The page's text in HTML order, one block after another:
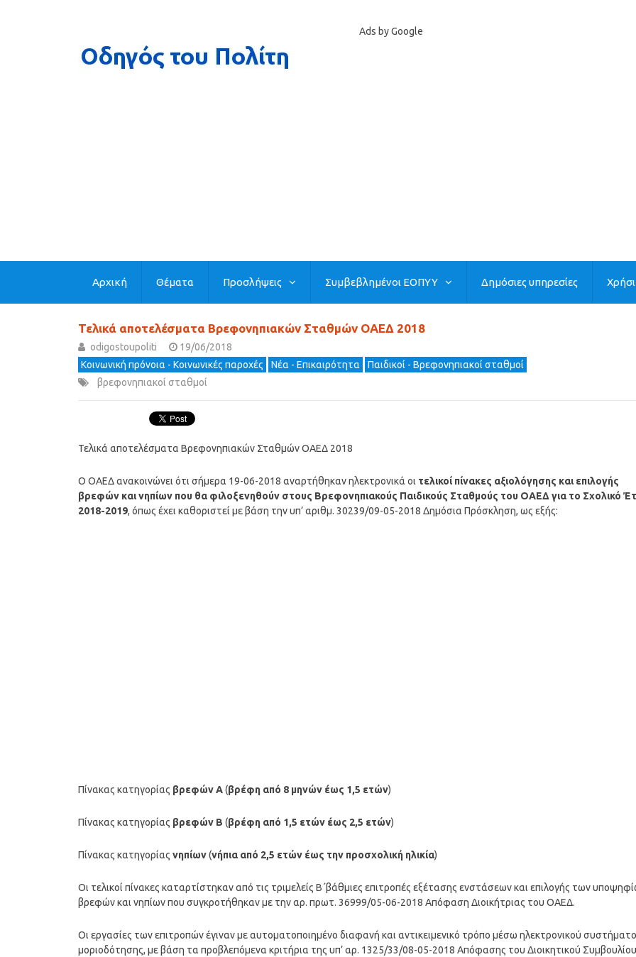
Ads by Google
Αρχική Θέματα Προσλήψεις Συμβεβλημένοι ΕΟΠΥΥ Δημόσιες υπηρεσίες
Τελικά αποτελέσματα Βρεφονηπιακών Σταθμών ΟΑΕΔ 2018
odigostoupoliti
19/06/2018
Κοινωνική πρόνοια - Κοινωνικές παροχές
Νέα - Επικαιρότητα
Παιδικοί - Βρεφονηπιακοί σταθμοί
βρεφονηπιακοί σταθμοί
Τελικά αποτελέσματα Βρεφονηπιακών Σταθμών ΟΑΕΔ 2018
Ο ΟΑΕΔ ανακοινώνει ότι σήμερα 19-06-2018 αναρτήθηκαν ηλεκτρονικά οι τελικοί πίνακες αξιολόγησης και επιλογής
βρεφών και νηπίων που θα φιλοξενηθούν στους Βρεφονηπιακούς Παιδικούς Σταθμούς του ΟΑΕΔ για το Σχολικό
2018-2019, όπως έχει καθοριστεί με βάση την υπ’ αριθμ. 30239/09-05-2018 Δημόσια Πρόσκληση, ως εξής:
Πίνακας κατηγορίας βρεφών Α(βρέφη από 8 μηνών έως 1,5 ετών)
Πίνακας κατηγορίας βρεφών Β (βρέφη από 1,5 ετών έως 2,5 ετών)
Πίνακας κατηγορίας νηπίων(νήπια από 2,5 ετών έως την προσχολική ηλικία)
Οι τελικοί πίνακες καταρτίστηκαν από τις τριμελείς Β΄βάθμιες επιτροπές εξέτασης ενστάσεων και επιλογής των
βρεφών και νηπίων που συγκροτήθηκαν με την αρ. πρωτ. 36999/05-06-2018 Απόφαση Διοικήτριας του ΟΑΕΔ.
Οι εργασίες των επιτροπών έγιναν με αυτοματοποιημένο διαφανή και αντικειμενικό τρόπο μέσω ηλεκτρονικού
μοριοδότησης, με βάση τα προβλεπόμενα κριτήρια της υπ’ αρ. 1325/33/08-05-2018 Απόφασης του Διοικητικού Συμβουλίου